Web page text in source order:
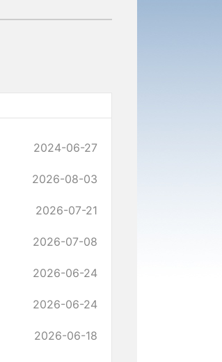
2024-06-27
2026-08-03
2026-07-21
2026-07-08
2026-06-24
2026-06-24
2026-06-18